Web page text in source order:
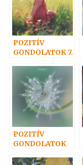
POZITÍV
GONDOLATOK 7.
POZITÍV
GONDOLATOK